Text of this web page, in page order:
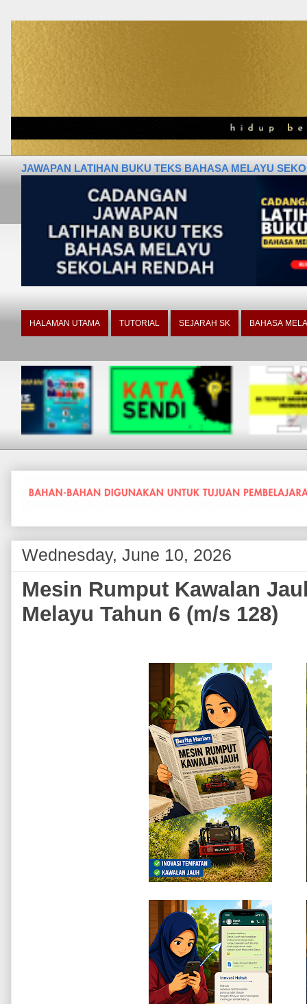
JAWAPAN LATIHAN BUKU TEKS BAHASA MELAYU
HALAMAN UTAMA TUTORIAL SEJARAH SK BAHASA
Wednesday, June 10, 2026
Mesin Rumput Kawalan
Melayu Tahun 6 (m/s 128)